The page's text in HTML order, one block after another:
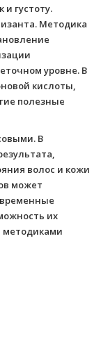
густоту.
Методика
уровне. В
кислоты,
полезные
В
волос и кожи
может
их
методиками